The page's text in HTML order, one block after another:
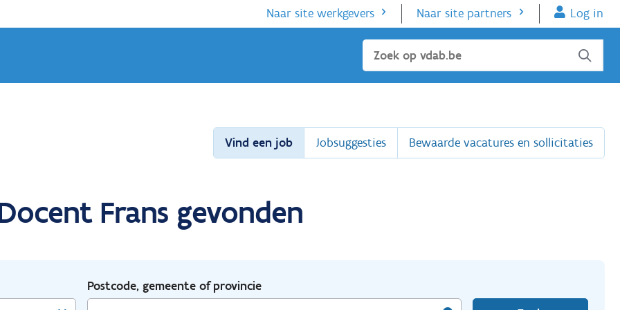
Naar site werkgevers Naar site partners Log in
Sluiten
Vind een job Jobsuggesties Bewaarde vacatures en sollicitaties
Frans gevonden
Postcode, gemeente of provincie